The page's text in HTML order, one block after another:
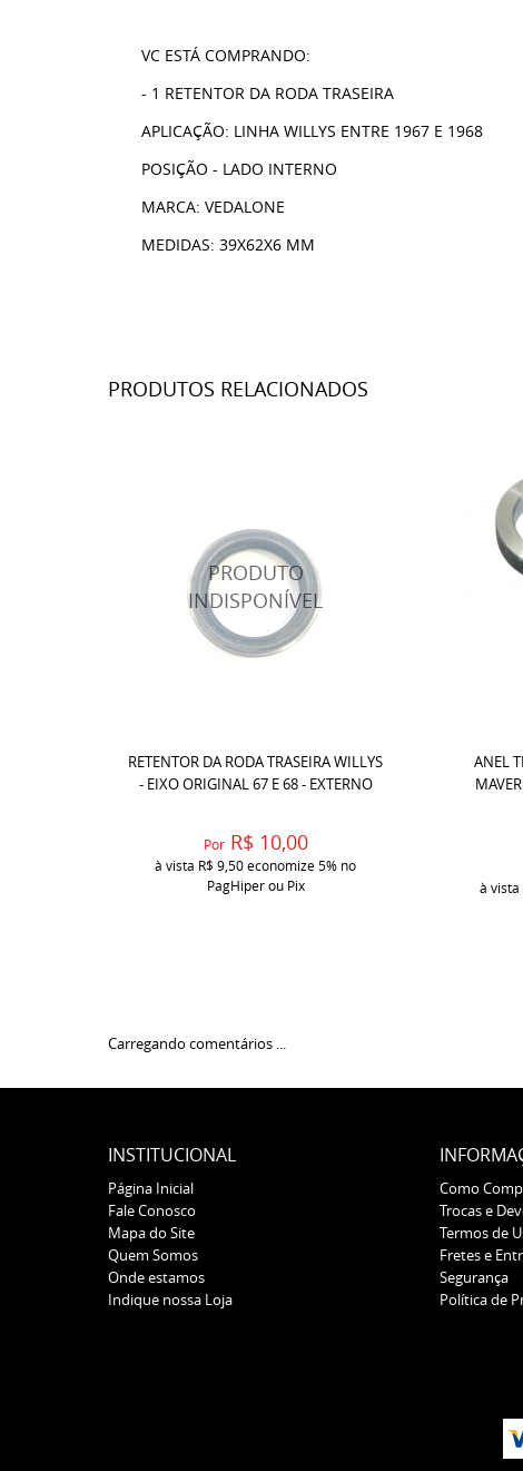
VC ESTÁ COMPRANDO:
- 1 RETENTOR DA RODA TRASEIRA
APLICAÇÃO: LINHA WILLYS ENTRE 1967 E 1968
POSIÇÃO - LADO INTERNO
MARCA: VEDALONE
MEDIDAS: 39X62X6 MM
PRODUTOS RELACIONADOS
RETENTOR DA RODA TRASEIRA WILLYS
- EIXO ORIGINAL 67 E 68 - EXTERNO
Por R$ 10,00
à vista R$ 9,50economize5% no
PagHiper ou Pix
ANEL
à vista
Carregando comentários ...
INSTITUCIONAL
Página Inicial
Fale Conosco
Mapa do Site
Quem Somos
Onde estamos
Indique nossa Loja
Como
Trocas e
Termos de
Fretes e
Segurança
Política de